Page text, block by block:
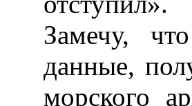
Замечу,
данные,
морского